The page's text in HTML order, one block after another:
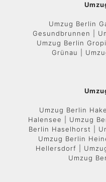
Umzug Berlin
Gesundbrunnen |
Umzug Berlin
Grünau |
Umzug Berlin
Halensee | Umzug
Berlin Haselhorst |
Umzug Berlin
Hellersdorf |
Umzug